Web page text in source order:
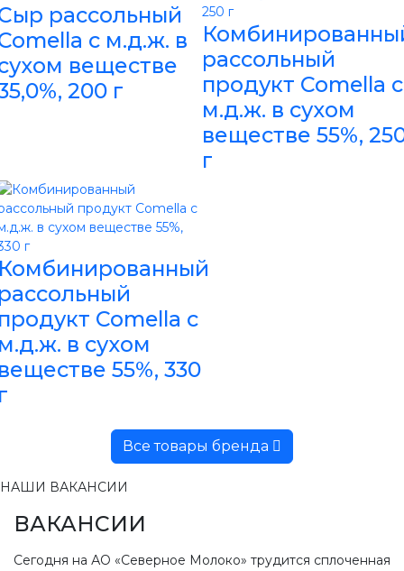
рассольный
с м.д.ж. в
веществе
200 г
рассольный
продукт Comella с
м.д.ж. в сухом
веществе 55%,
г
Comella с
в сухом
55%, 330
Все товары бренда
НАШИ ВАКАНСИИ
ВАКАНСИИ
Сегодня на АО «Северное Молоко» трудится сплоченная